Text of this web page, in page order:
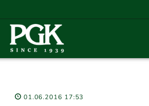
01.06.2016 17:53